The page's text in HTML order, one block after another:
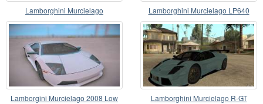
Lamborghini Murcielago Lamborghini Murcielago LP640
Lamborgini Murcielago 2008 Low Lamborghini Murcielago R-GT